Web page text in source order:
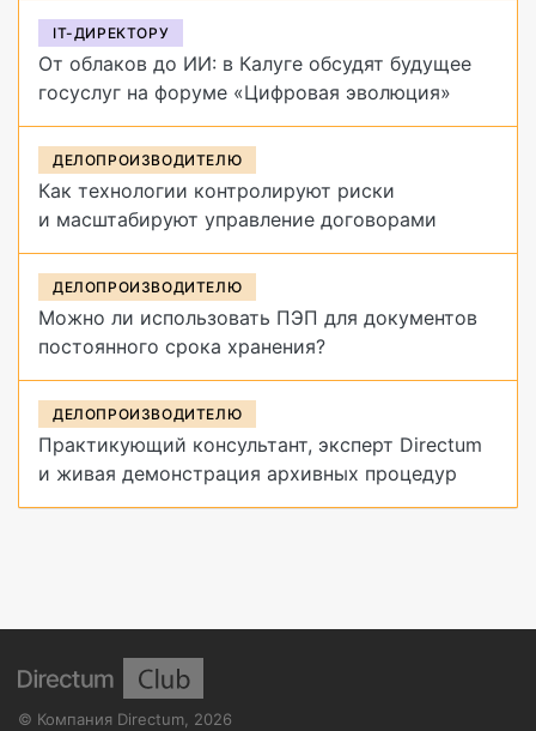
IT-ДИРЕКТОРУ
От облаков до ИИ: в Калуге обсудят будущее
госуслуг на форуме «Цифровая эволюция»
ДЕЛОПРОИЗВОДИТЕЛЮ
Как технологии контролируют риски
и масштабируют управление договорами
ДЕЛОПРОИЗВОДИТЕЛЮ
Можно ли использовать ПЭП для документов
постоянного срока хранения?
ДЕЛОПРОИЗВОДИТЕЛЮ
Практикующий консультант, эксперт Directum
и живая демонстрация архивных процедур
© Компания Directum 2026